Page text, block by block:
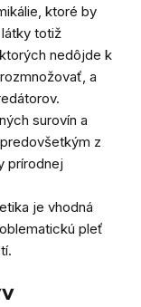
ktoré by
totiž
nedôjde k
a
surovín a
z
prírodnej
je vhodná
pleť